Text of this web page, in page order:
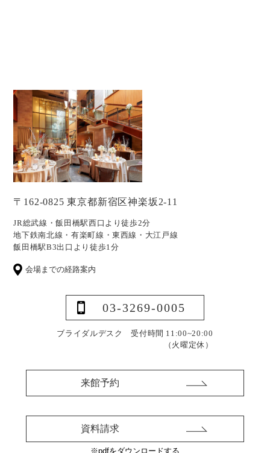
〒162-0825 東京都新宿区神楽坂2-11
JR総武線・飯田橋駅西口より徒歩2分
地下鉄南北線・有楽町線・東西線・大江戸線
飯田橋駅B3出口より徒歩1分
会場までの経路案内
03-3269-0005
ブライダルデスク 受付時間 11:00~20:00
（火曜定休）
来館予約
資料請求
※pdfをダウンロードする